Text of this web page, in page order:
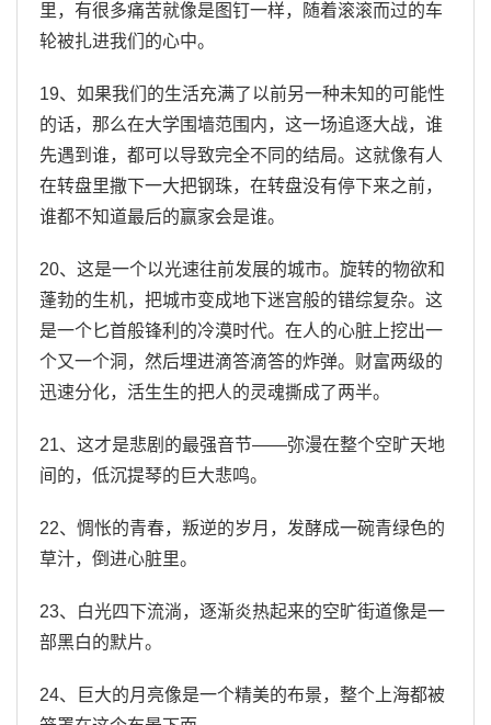
里，有很多痛苦就像是图钉一样，随着滚滚而过的车
轮被扎进我们的心中。
19、如果我们的生活充满了以前另一种未知的可能性
的话，那么在大学围墙范围内，这一场追逐大战，谁
先遇到谁，都可以导致完全不同的结局。这就像有人
在转盘里撒下一大把钢珠，在转盘没有停下来之前，
谁都不知道最后的赢家会是谁。
20、这是一个以光速往前发展的城市。旋转的物欲和
蓬勃的生机，把城市变成地下迷宫般的错综复杂。这
是一个匕首般锋利的冷漠时代。在人的心脏上挖出一
个又一个洞，然后埋进滴答滴答的炸弹。财富两级的
迅速分化，活生生的把人的灵魂撕成了两半。
21、这才是悲剧的最强音节——弥漫在整个空旷天地
间的，低沉提琴的巨大悲鸣。
22、惆怅的青春，叛逆的岁月，发酵成一碗青绿色的
草汁，倒进心脏里。
23、白光四下流淌，逐渐炎热起来的空旷街道像是一
部黑白的默片。
24、巨大的月亮像是一个精美的布景，整个上海都被